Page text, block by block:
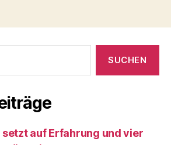
auf Erfahrung und vier